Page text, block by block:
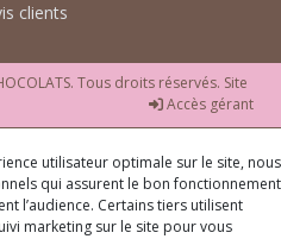
clients
Tous droits réservés. Site
Accès gérant
utilisateur optimale sur le site, nous
qui assurent le bon fonctionnement
l’audience. Certains tiers utilisent
marketing sur le site pour vous